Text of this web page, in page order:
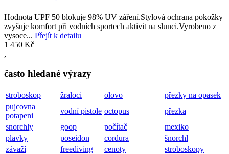
Hodnota UPF 50 blokuje 98% UV záření.Stylová ochrana pokožky
zvyšuje komfort při vodních sportech aktivit na slunci.Vyrobeno z
vysoce... Přejít k detailu
1 450 Kč
,
často hledané výrazy
stroboskop žraloci olovo
přezky na opasek
pujcovna
potapeni
vodní pistole octopus
přezka
snorchly
goop počítač
mexiko
plavky
poseidon cordura
šnorchl
závaží
freediving cenoty
stroboskopy